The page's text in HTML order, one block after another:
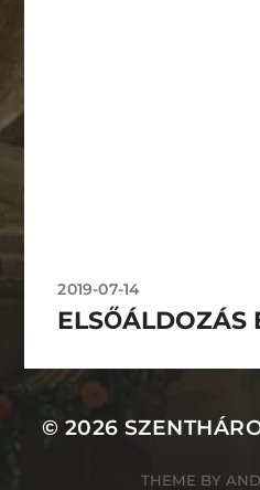
2019-07-14
ELSŐÁLDOZÁS
© 2026
THEME BY